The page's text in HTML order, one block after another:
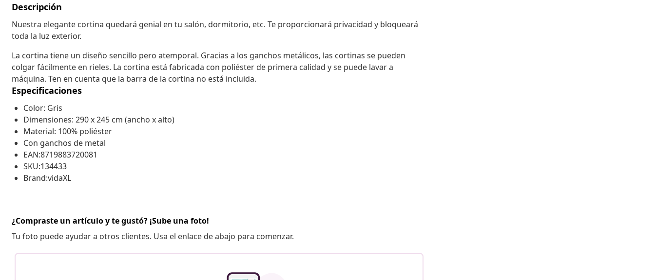
Descripción
Nuestra elegante cortina quedará genial en tu salón, dormitorio, etc. Te proporcionará privacidad y bloqueará
toda la luz exterior.
La cortina tiene un diseño sencillo pero atemporal. Gracias a los ganchos metálicos, las cortinas se pueden
colgar fácilmente en rieles. La cortina está fabricada con poliéster de primera calidad y se puede lavar a
máquina. Ten en cuenta que la barra de la cortina no está incluida.
Especificaciones
Color: Gris
Dimensiones: 290 x 245 cm (ancho x alto)
Material: 100% poliéster
Con ganchos de metal
EAN:8719883720081
SKU:134433
Brand:vidaXL
¿Compraste un artículo y te gustó? ¡Sube una foto!
Tu foto puede ayudar a otros clientes. Usa el enlace de abajo para comenzar.